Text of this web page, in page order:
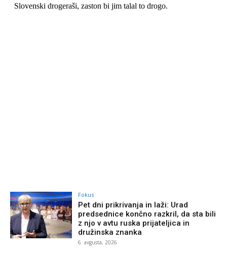
Fokus
Pet dni prikrivanja in laži: Urad
predsednice končno razkril, da sta bili
z njo v avtu ruska prijateljica in
družinska znanka
6. avgusta, 2026